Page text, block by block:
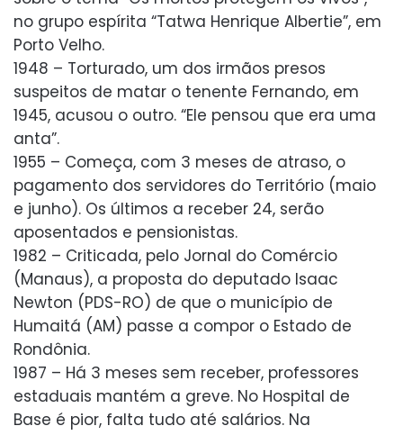
no grupo espírita “Tatwa Henrique Albertie”, em
Porto Velho.
1948 – Torturado, um dos irmãos presos
suspeitos de matar o tenente Fernando, em
1945, acusou o outro. “Ele pensou que era uma
anta”.
1955 – Começa, com 3 meses de atraso, o
pagamento dos servidores do Território (maio
e junho). Os últimos a receber 24, serão
aposentados e pensionistas.
1982 – Criticada, pelo Jornal do Comércio
(Manaus), a proposta do deputado Isaac
Newton (PDS-RO) de que o município de
Humaitá (AM) passe a compor o Estado de
Rondônia.
1987 – Há 3 meses sem receber, professores
estaduais mantém a greve. No Hospital de
Base é pior, falta tudo até salários. Na